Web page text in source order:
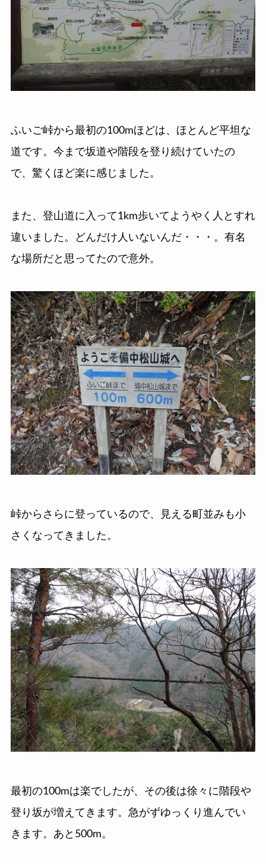
ふいご峠から最初の100mほどは、ほとんど平坦な
道です。今まで坂道や階段を登り続けていたの
で、驚くほど楽に感じました。
また、登山道に入って1km歩いてようやく人とすれ
違いました。どんだけ人いないんだ・・・。有名
な場所だと思ってたので意外。
峠からさらに登っているので、見える町並みも小
さくなってきました。
最初の100mは楽でしたが、その後は徐々に階段や
登り坂が増えてきます。急がずゆっくり進んでい
きます。あと500m。